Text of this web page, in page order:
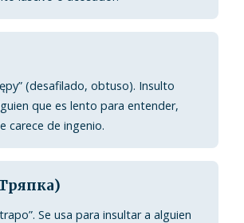
(desafilado, obtuso). Insulto
que es lento para entender,
carece de ingenio.
Se usa para insultar a alguien